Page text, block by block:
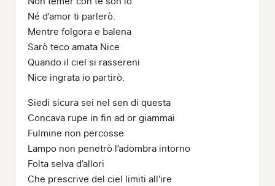
Né d’amor ti parlerò.
Mentre folgora e balena
Sarò teco amata Nice
Quando il ciel si rassereni
Nice ingrata io partirò.
Siedi sicura sei nel sen di questa
Concava rupe in fin ad or giammai
Fulmine non percosse
Lampo non penetrò l’adombra intorno
Folta selva d’allori
Che prescrive del ciel limiti all’ire